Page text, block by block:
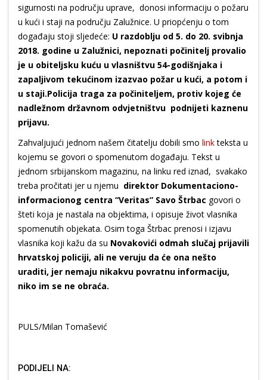
sigurnosti na području uprave, donosi informaciju o požaru
u kući i staji na području Zalužnice. U priopćenju o tom
događaju stoji sljedeće: U razdoblju od 5. do 20. svibnja
2018. godine u Zalužnici, nepoznati počinitelj provalio
je u obiteljsku kuću u vlasništvu 54-godišnjaka i
zapaljivom tekućinom izazvao požar u kući, a potom i
u staji.Policija traga za počiniteljem, protiv kojeg će
nadležnom državnom odvjetništvu podnijeti kaznenu
prijavu.
Zahvaljujući jednom našem čitatelju dobili smo linkteksta u
kojemu se govori o spomenutom događaju. Tekst u
jednom srbijanskom magazinu, na linku red iznad, svakako
treba pročitati jer u njemu direktor Dokumentaciono-
informacionog centra “Veritas” Savo Štrbac govori o
šteti koja je nastala na objektima, i opisuje život vlasnika
spomenutih objekata. Osim toga Štrbac prenosi i izjavu
vlasnika koji kažu da su Novakovići odmah slučaj prijavili
hrvatskoj policiji, ali ne veruju da će ona nešto
uraditi, jer nemaju nikakvu povratnu informaciju,
niko im se ne obraća.
PULS/Milan Tomašević
PODIJELI NA: